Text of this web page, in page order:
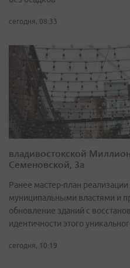
сегодня, 08:33
владивостокской
Семеновской, 3а
Ранее мастер-план
муниципальными властями и
обновление зданий с
идентичности этого
сегодня, 10:19